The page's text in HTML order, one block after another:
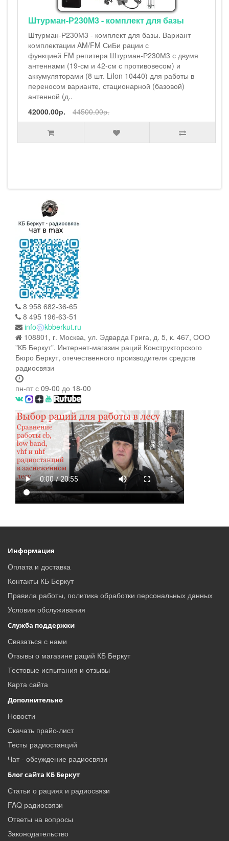
Штурман-Р230М3 - комплект для базы
Штурман-Р230М3 - комплект для базы. Вариант
комплектации AM/FM СиБи рации с
функцией FM репитера Штурман-Р230М3 с двумя
антеннами (19-см и 42-см с противовесом) и
аккумуляторами (8 шт. LiIon 10440) для работы в
переносом варианте, стационарной (базовой)
антенной (д..
42000.00р.
44500.00р.
8 958 682-36-65
8 495 196-63-51
info
kbberkut.ru
108801, г. Москва, ул. Эдварда Грига, д. 5, к. 467, ООО
"КБ Беркут". Интернет-магазин раций Конструкторского
Бюро Беркут, отечественного производителя средств
радиосвязи
пн-пт с 09-00 до 18-00
Информация
Оплата и доставка
Контакты КБ Беркут
Правила работы, политика обработки персональных данных
Условия обслуживания
Служба поддержки
Связаться с нами
Отзывы о магазине раций КБ Беркут
Тестовые испытания и отзывы
Карта сайта
Дополнительно
Новости
Скачать прайс-лист
Тесты радиостанций
Чат - обсуждение радиосвязи
Блог сайта КБ Беркут
Статьи о рациях и радиосвязи
FAQ радиосвязи
Ответы на вопросы
Законодательство